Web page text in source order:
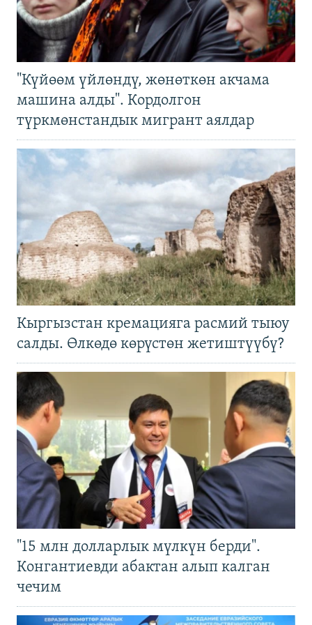
"Күйөөм үйлөндү, жөнөткөн акчама
машина алды". Кордолгон
түркмөнстандык мигрант аялдар
Кыргызстан кремацияга расмий тыюу
салды. Өлкөдө көрүстөн жетиштүүбү?
"15 млн долларлык мүлкүн берди".
Конгантиевди абактан алып калган
чечим